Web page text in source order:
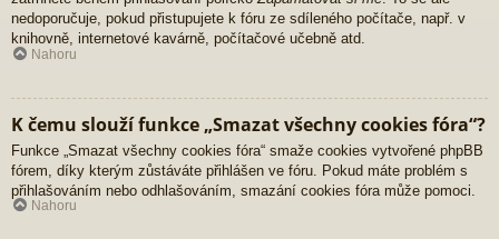
nedoporučuje, pokud přistupujete k fóru ze sdíleného počítače, např. v
knihovně, internetové kavárně, počítačové učebně atd.
Nahoru
K čemu slouží funkce „Smazat všechny cookies fóra“?
Funkce „Smazat všechny cookies fóra“ smaže cookies vytvořené phpBB
fórem, díky kterým zůstáváte přihlášen ve fóru. Pokud máte problém s
přihlašováním nebo odhlašováním, smazání cookies fóra může pomoci.
Nahoru